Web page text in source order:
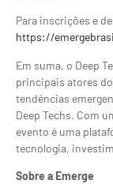
Para inscrições e
https://
Em suma, o Deep
principais atores
tendências
Deep Techs. Com
evento é uma
tecnologia,
Sobre a Emerge